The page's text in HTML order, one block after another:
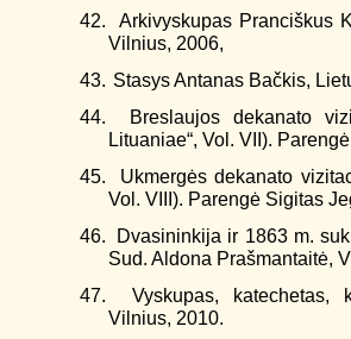
42.
Arkivyskupas Pranciškus
Vilnius, 2006,
43. Stasys Antanas Bačkis,
44.
Breslaujos dekanato
Lituaniae“, Vol. VII).
45.
Ukmergės dekanato
Vol. VIII). Parengė Sigitas
46.
Dvasininkija ir 1863 m.
Sud. Aldona Prašmantaitė,
47.
Vyskupas, katechetas,
Vilnius, 2010.